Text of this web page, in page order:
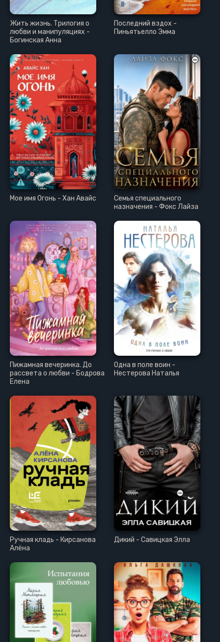
Жить жизнь. Трилогия о
любви и манипуляциях -
Богинская Анна
Последний вздох -
Пиньятьелло Эмма
Мое имя Огонь - Хан Авайс
Семья специального
назначения - Фокс Лайза
Пижамная вечеринка. До
рассвета о любви - Бодрова
Елена
Одна в поле воин -
Нестерова Наталья
Ручная кладь - Кирсанова
Алёна
Дикий - Савицкая Элла